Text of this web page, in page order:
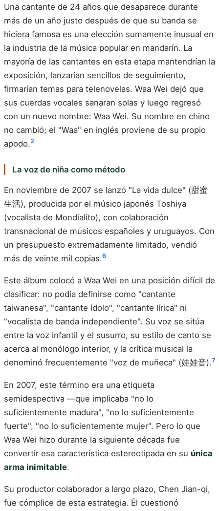
Una cantante de 24 años que desaparece durante
más de un año justo después de que su banda se
hiciera famosa es una elección sumamente inusual en
la industria de la música popular en mandarín. La
mayoría de las cantantes en esta etapa mantendrían la
exposición, lanzarían sencillos de seguimiento,
firmarían temas para telenovelas. Waa Wei dejó que
sus cuerdas vocales sanaran solas y luego regresó
con un nuevo nombre: Waa Wei. Su nombre en chino
no cambió; el "Waa" en inglés proviene de su propio
apodo.2
La voz de niña como método
En noviembre de 2007 se lanzó "La vida dulce" (甜蜜
生活), producida por el músico japonés Toshiya
(vocalista de Mondialito), con colaboración
transnacional de músicos españoles y uruguayos. Con
un presupuesto extremadamente limitado, vendió
más de veinte mil copias.6
Este álbum colocó a Waa Wei en una posición difícil de
clasificar: no podía definirse como "cantante
taiwanesa", "cantante ídolo", "cantante lírica" ni
"vocalista de banda independiente". Su voz se sitúa
entre la voz infantil y el susurro, su estilo de canto se
acerca al monólogo interior, y la crítica musical la
denominó frecuentemente "voz de muñeca" (娃娃音).7
En 2007, este término era una etiqueta
semidespectiva —que implicaba "no lo
suficientemente madura", "no lo suficientemente
fuerte", "no lo suficientemente mujer". Pero lo que
Waa Wei hizo durante la siguiente década fue
convertir esa característica estereotipada en su única
arma inimitable.
Su productor colaborador a largo plazo, Chen Jian-qi,
fue cómplice de esta estrategia. Él cuestionó